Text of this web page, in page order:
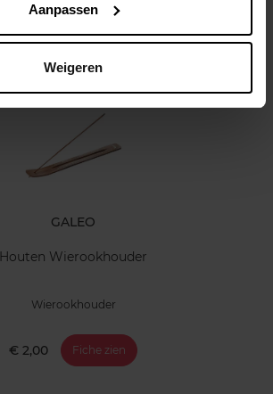
Aanpassen
Weigeren
GALEO
Houten Wierookhouder
Wierookhouder
€ 2,00 Fiche zien